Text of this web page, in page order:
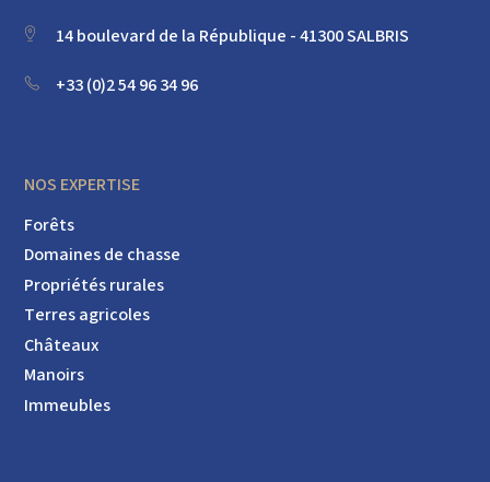
14 boulevard de la République - 41300 SALBRIS
+33 (0)2 54 96 34 96
NOS EXPERTISE
Forêts
Domaines de chasse
Propriétés rurales
Terres agricoles
Châteaux
Manoirs
Immeubles